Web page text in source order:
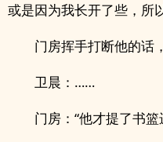
或是因为我长开了些，所
门房挥手打断他的话
卫晨：……
门房：“他才提了书篮